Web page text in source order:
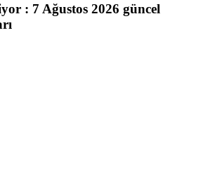
: 7 Ağustos 2026 güncel